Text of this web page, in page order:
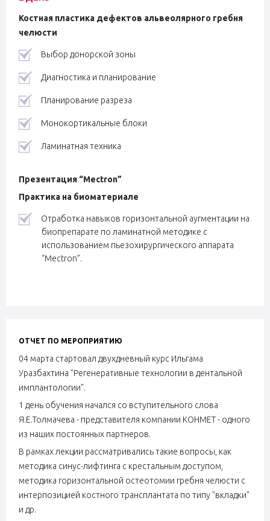
Костная пластика дефектов альвеолярного гребня
челюсти
Выбор донорской зоны
Диагностика и планирование
Планирование разреза
Монокортикальные блоки
Ламинатная техника
Презентация “Mectron”
Практика на биоматериале
Отработка навыков горизонтальной аугментации на
биопрепарате по ламинатной методике с
использованием пьезохирургического аппарата
“Mectron”.
ОТЧЕТ ПО МЕРОПРИЯТИЮ
04 марта стартовал двухдневный курс Ильгама
Уразбахтина "Регенеративные технологии в дентальной
имплантологии".
1 день обучения начался со вступительного слова
Я.Е.Толмачева - представителя компании КОНМЕТ - одного
из наших постоянных партнеров.
В рамках лекции рассматривались такие вопросы, как
методика синус-лифтинга с крестальным доступом,
методика горизонтальной остеотомии гребня челюсти с
интерпозицией костного трансплантата по типу "вкладки"
и др.